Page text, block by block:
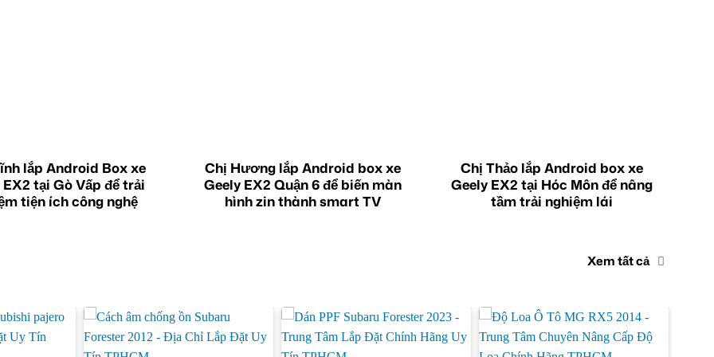
lắp Android Box xe
EX2 tại Gò Vấp để trải
tiện ích công nghệ
Chị Hương lắp Android box xe
Geely EX2 Quận 6 để biến màn
hình zin thành smart TV
Chị Thảo lắp Android box xe
Geely EX2 tại Hóc Môn để nâng
tầm trải nghiệm lái
Xem tất cả